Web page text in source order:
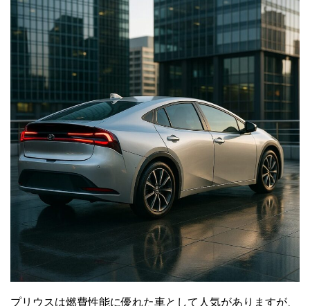
プリウスは燃費性能に優れた車として人気がありますが、